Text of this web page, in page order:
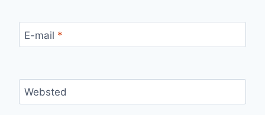
E-mail *
Websted